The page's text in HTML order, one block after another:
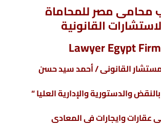
محامى مصر للمحاماة
القانونية
Lawyer Egypt Firm
القانونى / أحمد سيد حسن
والدستورية والإدارية العليا “
عقارات وايجارات فى المعادى